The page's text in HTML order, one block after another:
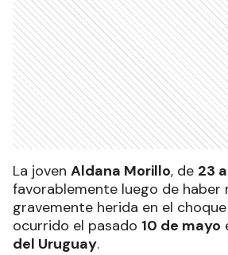
La joven Aldana Morillo, de 23
favorablemente luego de haber
gravemente herida en el
ocurrido el pasado 10 de mayo
del Uruguay.